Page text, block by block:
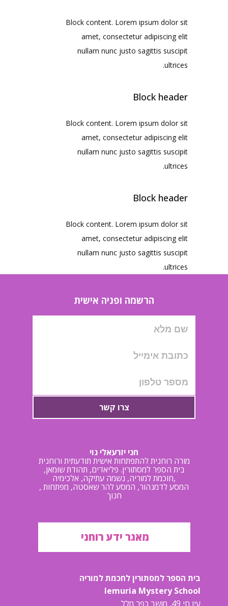
Block content. Lorem ipsum dolor sit
amet, consectetur adipiscing elit
nullam nunc justo sagittis suscipit
ultrices.
Block header
Block content. Lorem ipsum dolor sit
amet, consectetur adipiscing elit
nullam nunc justo sagittis suscipit
ultrices.
Block header
Block content. Lorem ipsum dolor sit
amet, consectetur adipiscing elit
nullam nunc justo sagittis suscipit
ultrices.
הרשמה ופניה אישית
צרו קשר
חני יזרעאלי נוי
מורה רוחנית להתפתחות אישית תודעתית ורוחנית
בית הספר למסתורין. פליאדים, תהודת שומאן,
חוכמת למוריה, נשמה עתיקה, אלכימיה,
, המסע לדמנהור, המסע להר שאסטה, מפתחות
חנוך
מאגר ידע רוחני
בית הספר למסתורין לחכמת למוריה
lemuria Mystery School
עין חי 49, מושב כפר מלל